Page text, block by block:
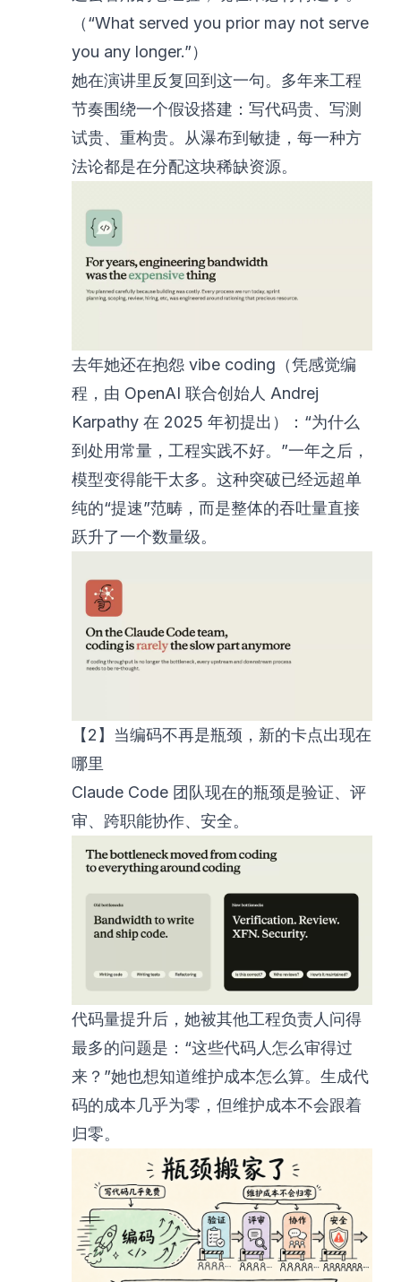
（“What served you prior may not serve
you any longer.”）
她在演讲里反复回到这一句。多年来工程
节奏围绕一个假设搭建：写代码贵、写测
试贵、重构贵。从瀑布到敏捷，每一种方
法论都是在分配这块稀缺资源。
去年她还在抱怨 vibe coding（凭感觉编
程，由 OpenAI 联合创始人 Andrej
Karpathy 在 2025 年初提出）：“为什么
到处用常量，工程实践不好。”一年之后，
模型变得能干太多。这种突破已经远超单
纯的“提速”范畴，而是整体的吞吐量直接
跃升了一个数量级。
【2】当编码不再是瓶颈，新的卡点出现在
哪里
Claude Code 团队现在的瓶颈是验证、评
审、跨职能协作、安全。
代码量提升后，她被其他工程负责人问得
最多的问题是：“这些代码人怎么审得过
来？”她也想知道维护成本怎么算。生成代
码的成本几乎为零，但维护成本不会跟着
归零。